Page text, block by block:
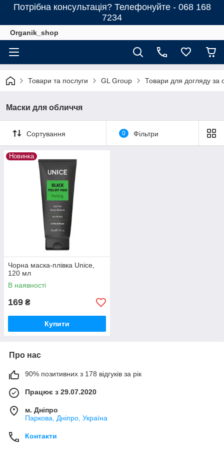
Потрібна консультація? Телефонуйте - 068 168
7234
Organik_shop
Товари та послуги GL Group Товари для догляду за
Маски для обличчя
Сортування 0 Фільтри
Новинка
Чорна маска-плівка Unice,
120 мл
В наявності
169 ₴
Купити
Про нас
90% позитивних з 178 відгуків за рік
Працює з 29.07.2020
м. Дніпро
Паркова, Дніпро, Україна
Контакти